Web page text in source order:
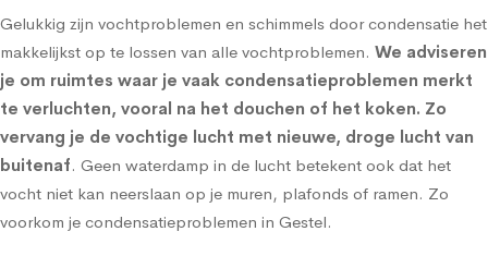
Gelukkig zijn vochtproblemen en schimmels door condensatie het
makkelijkst op te lossen van alle vochtproblemen. We adviseren
je om ruimtes waar je vaak condensatieproblemen merkt
te verluchten, vooral na het douchen of het koken. Zo
vervang je de vochtige lucht met nieuwe, droge lucht van
buitenaf. Geen waterdamp in de lucht betekent ook dat het
vocht niet kan neerslaan op je muren, plafonds of ramen. Zo
voorkom je condensatieproblemen in Gestel.